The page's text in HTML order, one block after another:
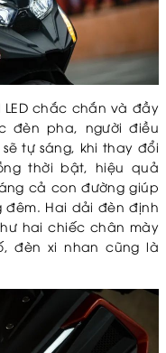
chắc chắn và đầy
đèn pha, người điều
tự sáng, khi thay đổi
thời bật, hiệu quả
cả con đường giúp
đêm. Hai dải đèn định
hai chiếc chân mày
đèn xi nhan cũng là